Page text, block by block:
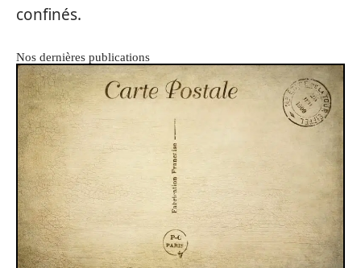
confinés.
Nos dernières publications